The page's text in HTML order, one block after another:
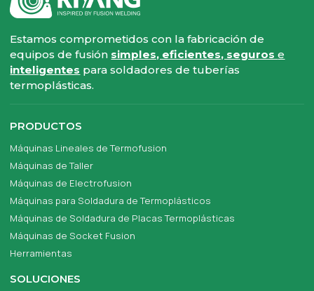
Estamos comprometidos con la fabricación de
equipos de fusión simples, eficientes, segurose
inteligentes para soldadores de tuberías
termoplásticas.
PRODUCTOS
Máquinas Lineales de Termofusion
Máquinas de Taller
Máquinas de Electrofusion
Máquinas para Soldadura de Termoplásticos
Máquinas de Soldadura de Placas Termoplásticas
Máquinas de Socket Fusion
Herramientas
SOLUCIONES